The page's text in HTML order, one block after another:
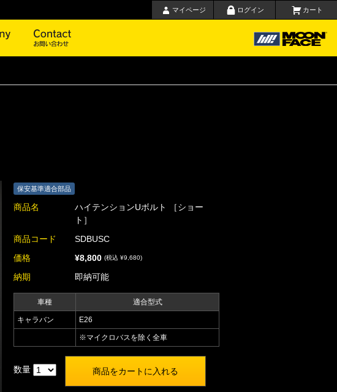
マイページ ログイン カート
保安基準適合部品
商品名
ハイテンションUボルト ［ショー
ト］
商品コード
SDBUSC
価格
¥8,800 (税込 ¥9,680)
納期 即納可能
車種 適合型式
キャラバン E26
※マイクロバスを除く全車
数量